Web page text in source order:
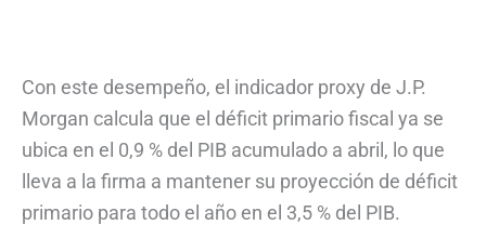
Con este desempeño, el indicador proxy de J.P.
Morgan calcula que el déficit primario fiscal ya se
ubica en el 0,9 % del PIB acumulado a abril, lo que
lleva a la firma a mantener su proyección de déficit
primario para todo el año en el 3,5 % del PIB.